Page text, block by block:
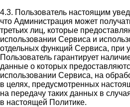
4.3. Пользователь настоящим
что Администрация может
третьих лиц, которые
использовании Сервиса и
отдельных функций Сервиса, при
Пользователь гарантирует
данные о которых
использовании Сервиса, на
в целях, предусмотренных
на передачу таких данных в
в настоящей Политике.